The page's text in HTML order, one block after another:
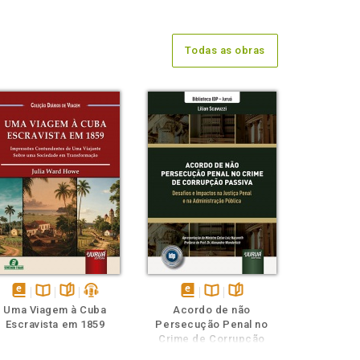
Todas as obras
disponível
em
Disponível
na
páginaspodcast
Uma Viagem à Cuba
Escravista em 1859
disponível
em
eBook
Disponível
na
B.V.
páginas
Acordo de não
Persecução Penal no
Crime de Corrupção